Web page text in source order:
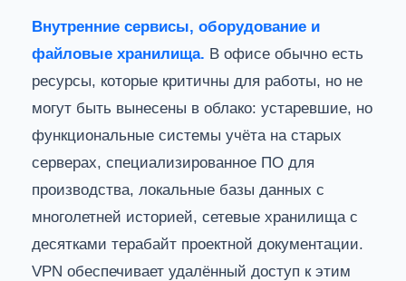
Внутренние сервисы, оборудование и
файловые хранилища. В офисе обычно есть
ресурсы, которые критичны для работы, но не
могут быть вынесены в облако: устаревшие, но
функциональные системы учёта на старых
серверах, специализированное ПО для
производства, локальные базы данных с
многолетней историей, сетевые хранилища с
десятками терабайт проектной документации.
VPN обеспечивает удалённый доступ к этим